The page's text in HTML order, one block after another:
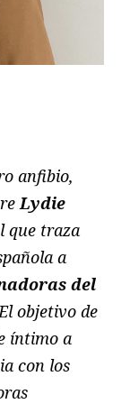
anfibio,
Lydie
que traza
a
del
objetivo de
íntimo a
con los